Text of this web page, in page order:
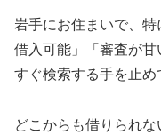
岩手にお住まいで、特
借入可能」「審査が
すぐ検索する手を止め
どこからも借りられ